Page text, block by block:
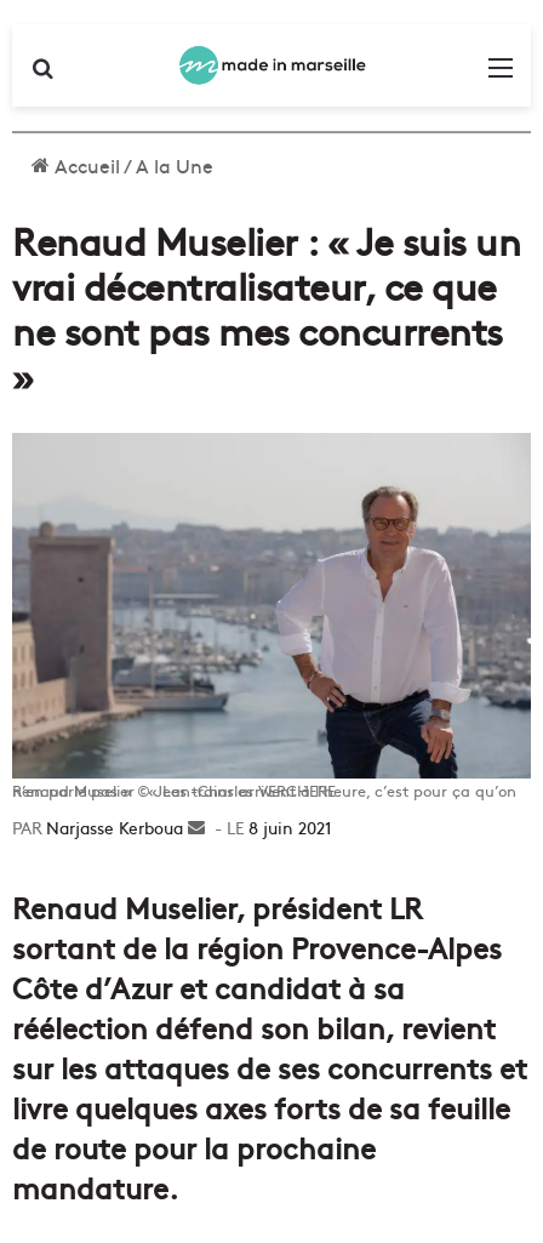
Accueil/A la Une
Renaud Muselier : « Je suis un
vrai décentralisateur, ce que
ne sont pas mes concurrents
»
Renaud Muselier : « Les trains arrivent à l’heure, c’est pour ça qu’on n’en parle pas » © Jean-Charles VERCHERE.
Narjasse Kerboua
Envoyer8 juin 2021
Renaud Muselier, président LR
sortant de la région Provence-Alpes
Côte d’Azur et candidat à sa
réélection défend son bilan, revient
sur les attaques de ses concurrents et
livre quelques axes forts de sa feuille
de route pour la prochaine
mandature.